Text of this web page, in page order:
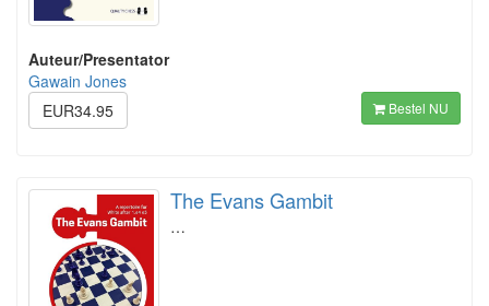
Auteur/Presentator
Gawain Jones
EUR34.95
Bestel NU
The Evans Gambit
…